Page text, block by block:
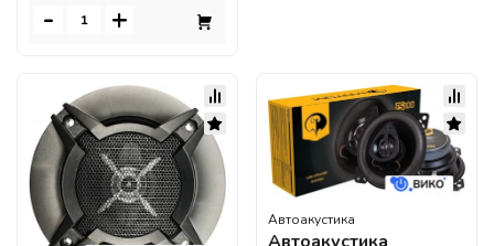
- +
Автоакустика
Автоакустика